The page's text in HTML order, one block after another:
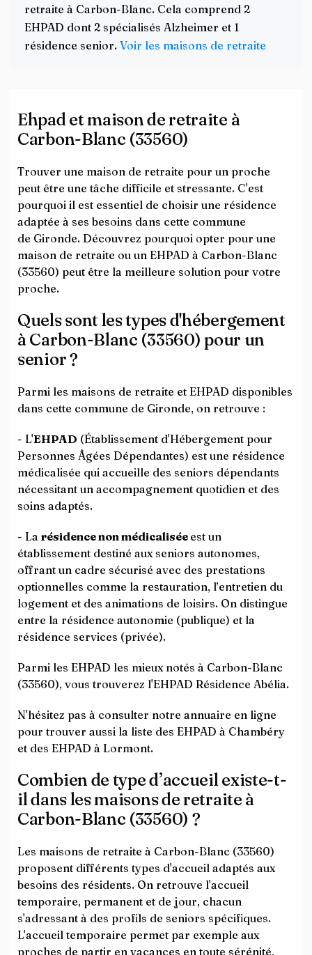
retraite à Carbon-Blanc. Cela comprend 2
EHPAD dont 2 spécialisés Alzheimer et 1
résidence senior. Voir les maisons de retraite
Ehpad et maison de retraite à
Carbon-Blanc (33560)
Trouver une maison de retraite pour un proche
peut être une tâche difficile et stressante. C'est
pourquoi il est essentiel de choisir une résidence
adaptée à ses besoins dans cette commune
de Gironde. Découvrez pourquoi opter pour une
maison de retraite ou un EHPAD à Carbon-Blanc
(33560) peut être la meilleure solution pour votre
proche.
Quels sont les types d'hébergement
à Carbon-Blanc (33560) pour un
senior ?
Parmi les maisons de retraite et EHPAD disponibles
dans cette commune de Gironde, on retrouve :
- L'EHPAD (Établissement d'Hébergement pour
Personnes Âgées Dépendantes) est une résidence
médicalisée qui accueille des seniors dépendants
nécessitant un accompagnement quotidien et des
soins adaptés.
- La résidence non médicalisée est un
établissement destiné aux seniors autonomes,
offrant un cadre sécurisé avec des prestations
optionnelles comme la restauration, l’entretien du
logement et des animations de loisirs. On distingue
entre la résidence autonomie (publique) et la
résidence services (privée).
Parmi les EHPAD les mieux notés à Carbon-Blanc
(33560), vous trouverez l'EHPAD Résidence Abélia.
N'hésitez pas à consulter notre annuaire en ligne
pour trouver aussi la liste des EHPAD à Chambéry
et des EHPAD à Lormont.
Combien de type d’accueil existe-t-
il dans les maisons de retraite à
Carbon-Blanc (33560) ?
Les maisons de retraite à Carbon-Blanc (33560)
proposent différents types d'accueil adaptés aux
besoins des résidents. On retrouve l'accueil
temporaire, permanent et de jour, chacun
s'adressant à des profils de seniors spécifiques.
L'accueil temporaire permet par exemple aux
proches de partir en vacances en toute sérénité,